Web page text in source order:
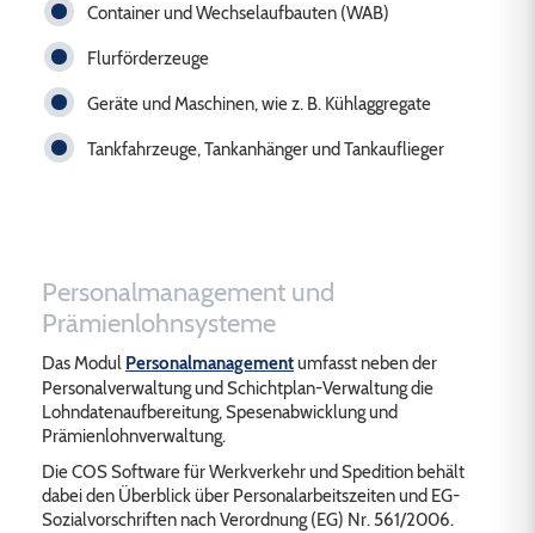
Container und Wechselaufbauten (WAB)
Flurförderzeuge
Geräte und Maschinen, wie z. B. Kühlaggregate
Tankfahrzeuge, Tankanhänger und Tankauflieger
Personalmanagement und
Prämienlohnsysteme
Das Modul Personalmanagementumfasst neben der
Personalverwaltung und Schichtplan-Verwaltung die
Lohndatenaufbereitung, Spesenabwicklung und
Prämienlohnverwaltung.
Die COS Software für Werkverkehr und Spedition behält
dabei den Überblick über Personalarbeitszeiten und EG-
Sozialvorschriften nach Verordnung (EG) Nr. 561/2006.